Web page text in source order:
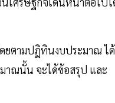
ยตามปฏิทินงบประมาณ ได้
มาณนั้น จะได้ข้อสรุป และ